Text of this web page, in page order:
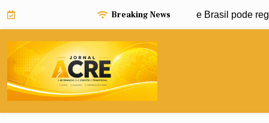
Breaking News
pode impulsionar avanço da dengue e Brasil pode